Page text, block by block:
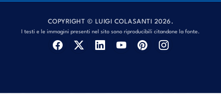
COPYRIGHT © LUIGI COLASANTI 2026.
I testi e le immagini presenti nel sito sono riproducibili citandone la fonte.